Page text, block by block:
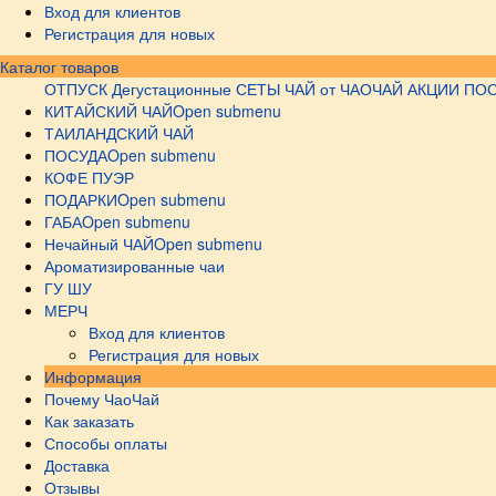
Вход для клиентов
Регистрация для новых
Каталог товаров
ОТПУСК Дегустационные СЕТЫ ЧАЙ от ЧАОЧАЙ АКЦИИ
КИТАЙСКИЙ ЧАЙOpen submenu
ТАИЛАНДСКИЙ ЧАЙ
ПОСУДАOpen submenu
КОФЕ ПУЭР
ПОДАРКИOpen submenu
ГАБАOpen submenu
Нечайный ЧАЙOpen submenu
Ароматизированные чаи
ГУ ШУ
МЕРЧ
Вход для клиентов
Регистрация для новых
Информация
Почему ЧаоЧай
Как заказать
Способы оплаты
Доставка
Отзывы